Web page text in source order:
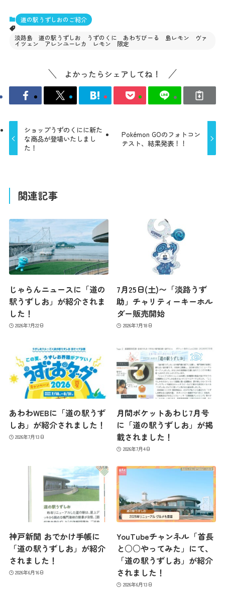
最新情報
コンセプト
道の駅うずしおのご紹介
淡路島 道の駅うずしお うずのくに あわぢびーる 島レモン ヴァ
イツェン アレンユーレカ レモン 限定
よかったらシェアしてね！
ショップうずのくにに新た
な商品が登場いたしまし
た！
Pokémon GOのフォトコン
テスト、結果発表！！
関連記事
じゃらんニュースに「道の
駅うずしお」が紹介されま
した！
2026年7月22日
7月25日(土)〜「淡路うず
助」チャリティーキーホル
ダー販売開始
2026年7月18日
あわわWEBに「道の駅うず
しお」が紹介されました！
2026年7月13日
月間ポケットあわじ7月号
に「道の駅うずしお」が掲
載されました！
2026年7月4日
神戸新聞 おでかけ手帳に
「道の駅うずしお」が紹介
されました！
2026年6月16日
YouTubeチャンネル「首長
と○○やってみた」にて、
「道の駅うずしお」が紹介
されました！
2026年6月13日